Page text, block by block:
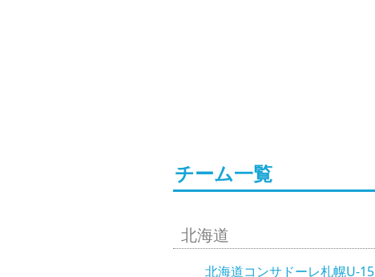
チーム一覧
北海道
北海道コンサドーレ札幌U-15